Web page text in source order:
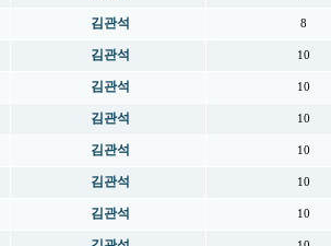
김관석 8
김관석 10
김관석 10
김관석 10
김관석 10
김관석 10
김관석 10